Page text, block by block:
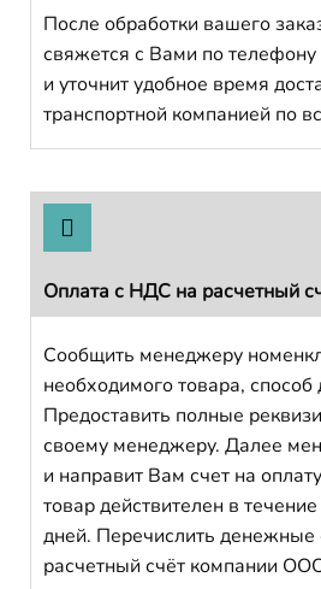
После обработки вашего
свяжется с Вами по телефону
и уточнит удобное время
транспортной компанией по
Оплата с НДС на расчетный
Сообщить менеджеру
необходимого товара, способ
Предоставить полные
своему менеджеру. Далее
и направит Вам счет на
товар действителен в
дней. Перечислить денежные
расчетный счёт компании